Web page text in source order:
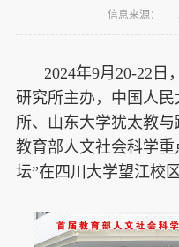
信息来源：
2024年9月20-22
研究所主办，中国人
所、山东大学犹太教
教育部人文社会科学
坛”在四川大学望江校